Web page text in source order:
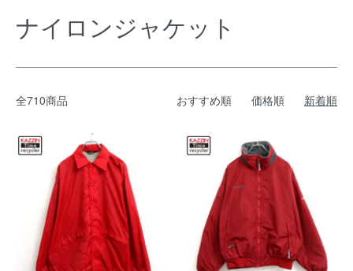
ナイロンジャケット
全710商品 おすすめ順 価格順 新着順